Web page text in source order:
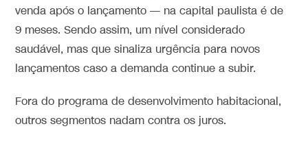
venda após o lançamento — na capital paulista é de
9 meses. Sendo assim, um nível considerado
saudável, mas que sinaliza urgência para novos
lançamentos caso a demanda continue a subir.
Fora do programa de desenvolvimento habitacional,
outros segmentos nadam contra os juros.